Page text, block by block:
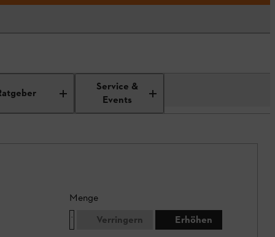
Service &
Events
Menge
Verringern
Erhöhen